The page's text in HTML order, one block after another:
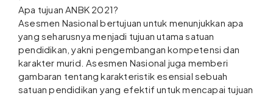
Apa tujuan ANBK 2021?
Asesmen Nasional bertujuan untuk menunjukkan apa
yang seharusnya menjadi tujuan utama satuan
pendidikan, yakni pengembangan kompetensi dan
karakter murid. Asesmen Nasional juga memberi
gambaran tentang karakteristik esensial sebuah
satuan pendidikan yang efektif untuk mencapai tujuan